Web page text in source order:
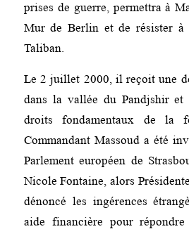
prises de guerre, permettra à
Mur de Berlin et de résister à
Taliban.
Le 2 juillet 2000, il reçoit une
dans la vallée du Pandjshir et
droits fondamentaux de la
Commandant Massoud a été
Parlement européen de
Nicole Fontaine, alors
dénoncé les ingérences
aide financière pour répondre